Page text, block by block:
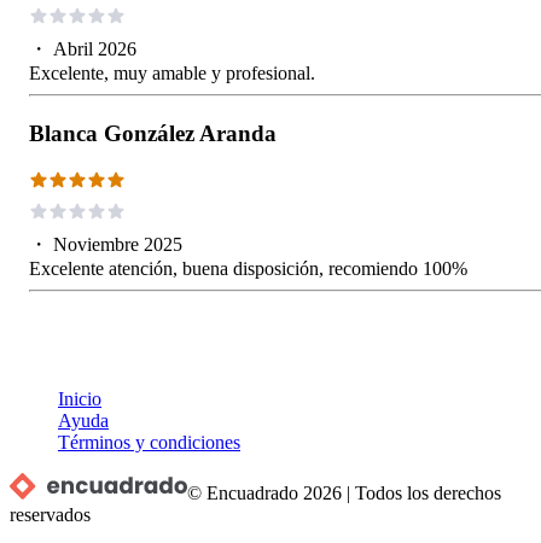
・ Abril 2026
Excelente, muy amable y profesional.
Blanca González Aranda
・ Noviembre 2025
Excelente atención, buena disposición, recomiendo 100%
Inicio
Ayuda
Términos y condiciones
© Encuadrado 2026 |Todos los derechos
reservados